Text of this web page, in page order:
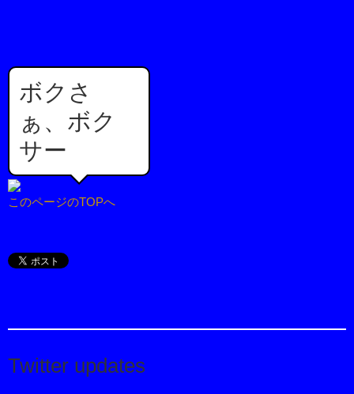
ボクさ
ぁ、ボク
サー
このページのTOPへ
Twitter updates